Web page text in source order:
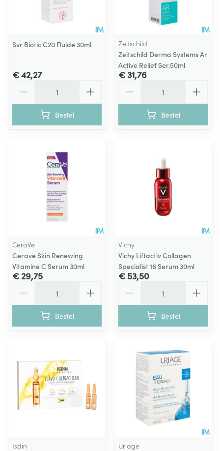
Svr Biotic C20 Fluide 30ml
€ 42,27
Bestel
Zeitschild
Zeitschild Derma Systems Ar
Active Relief Ser.50ml
€ 31,76
Bestel
CeraVe
Cerave Skin Renewing
Vitamine C Serum 30ml
€ 29,75
Bestel
Vichy
Vichy Liftactiv Collagen
Specialist 16 Serum 30ml
€ 53,50
Bestel
Isdin
Uriage